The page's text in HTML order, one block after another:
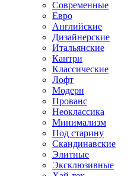
Современные
Евро
Английские
Дизайнерские
Итальянские
Кантри
Классические
Лофт
Модерн
Прованс
Неоклассика
Минимализм
Под старину
Скандинавские
Элитные
Эксклюзивные